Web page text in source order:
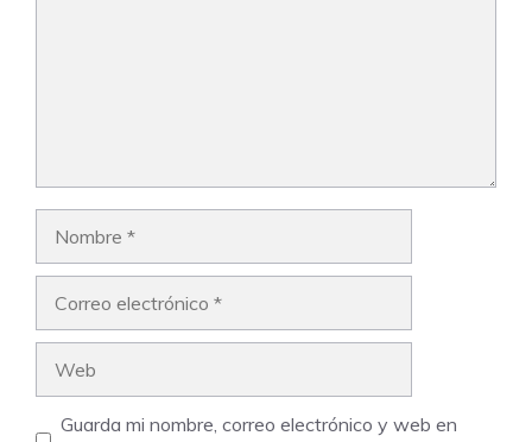
Guarda mi nombre, correo electrónico y web en